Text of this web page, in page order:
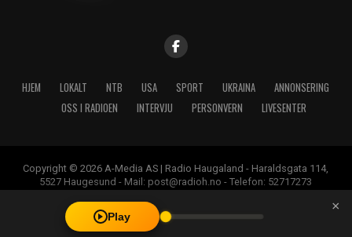
HJEM LOKALT NTB USA SPORT UKRAINA
ANNONSERING
OSS I RADIOEN
INTERVJU PERSONVERN LIVESENTER
Copyright © 2026 A-Media AS | Radio Haugaland - Haraldsgata 114,
5527 Haugesund - Mail: post@radioh.no - Telefon: 52717273
Play
×